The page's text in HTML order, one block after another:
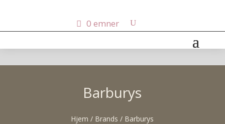
0 emner
Barburys
Hjem / Brands / Barburys